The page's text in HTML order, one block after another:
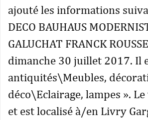
ajouté les informations
DECO BAUHAUS
GALUCHAT FRANCK
dimanche 30 juillet 2017. Il
antiquités\Meubles,
déco\Eclairage, lampes ».
et est localisé à/en Livry